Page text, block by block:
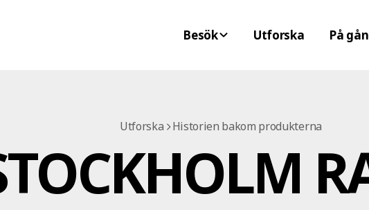
Besök Utforska På
Utforska Historien bakom produkterna